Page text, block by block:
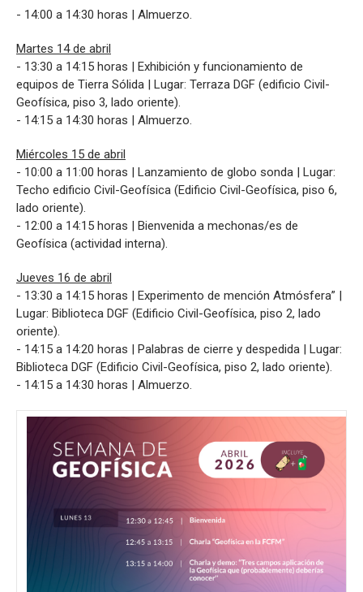
- 14:00 a 14:30 horas | Almuerzo.
Martes 14 de abril
- 13:30 a 14:15 horas | Exhibición y funcionamiento de
equipos de Tierra Sólida | Lugar: Terraza DGF (edificio Civil-
Geofísica, piso 3, lado oriente).
- 14:15 a 14:30 horas | Almuerzo.
Miércoles 15 de abril
- 10:00 a 11:00 horas | Lanzamiento de globo sonda | Lugar:
Techo edificio Civil-Geofísica (Edificio Civil-Geofísica, piso 6,
lado oriente).
- 12:00 a 14:15 horas | Bienvenida a mechonas/es de
Geofísica (actividad interna).
Jueves 16 de abril
- 13:30 a 14:15 horas | Experimento de mención Atmósfera” |
Lugar: Biblioteca DGF (Edificio Civil-Geofísica, piso 2, lado
oriente).
- 14:15 a 14:20 horas | Palabras de cierre y despedida | Lugar:
Biblioteca DGF (Edificio Civil-Geofísica, piso 2, lado oriente).
- 14:15 a 14:30 horas | Almuerzo.